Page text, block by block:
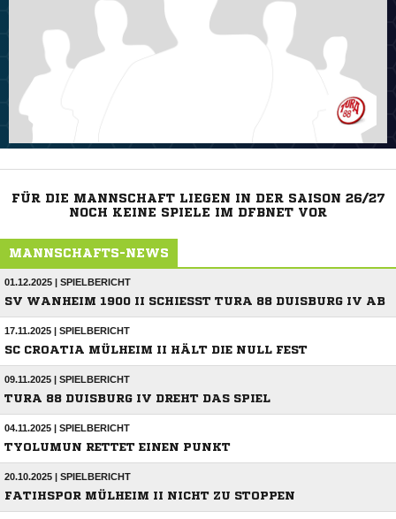
FÜR DIE MANNSCHAFT LIEGEN IN DER SAISON 26/27
NOCH KEINE SPIELE IM DFBNET VOR
MANNSCHAFTS-NEWS
01.12.2025 | SPIELBERICHT
SV WANHEIM 1900 II SCHIESST TURA 88 DUISBURG IV AB
17.11.2025 | SPIELBERICHT
SC CROATIA MÜLHEIM II HÄLT DIE NULL FEST
09.11.2025 | SPIELBERICHT
TURA 88 DUISBURG IV DREHT DAS SPIEL
04.11.2025 | SPIELBERICHT
TYOLUMUN RETTET EINEN PUNKT
20.10.2025 | SPIELBERICHT
FATIHSPOR MÜLHEIM II NICHT ZU STOPPEN